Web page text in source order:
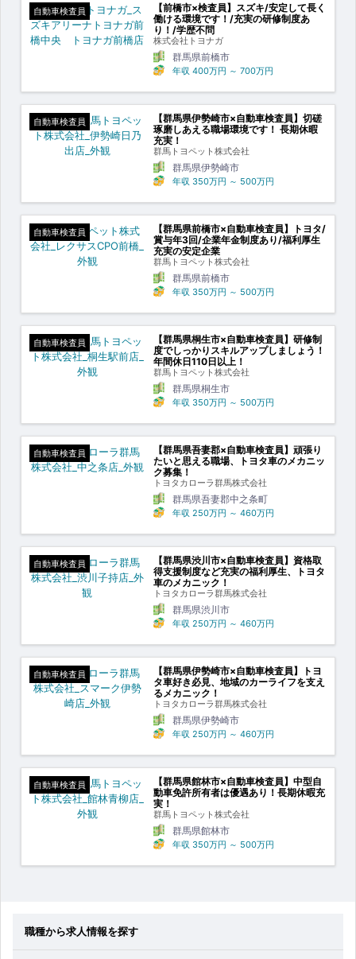
自動車検査員
【前橋市×検査員】スズキ/安定して長く
働ける環境です！/充実の研修制度あ
り！/学歴不問
株式会社トヨナガ
群馬県前橋市
年収 400万円 ～ 700万円
自動車検査員
【群馬県伊勢崎市×自動車検査員】切磋
琢磨しあえる職場環境です！ 長期休暇
充実！
群馬トヨペット株式会社
群馬県伊勢崎市
年収 350万円 ～ 500万円
自動車検査員
【群馬県前橋市×自動車検査員】トヨタ/
賞与年3回/企業年金制度あり/福利厚生
充実の安定企業
群馬トヨペット株式会社
群馬県前橋市
年収 350万円 ～ 500万円
自動車検査員
【群馬県桐生市×自動車検査員】研修制
度でしっかりスキルアップしましょう！
年間休日110日以上！
群馬トヨペット株式会社
群馬県桐生市
年収 350万円 ～ 500万円
自動車検査員
【群馬県吾妻郡×自動車検査員】頑張り
たいと思える職場、トヨタ車のメカニッ
ク募集！
トヨタカローラ群馬株式会社
群馬県吾妻郡中之条町
年収 250万円 ～ 460万円
自動車検査員
【群馬県渋川市×自動車検査員】資格取
得支援制度など充実の福利厚生、トヨタ
車のメカニック！
トヨタカローラ群馬株式会社
群馬県渋川市
年収 250万円 ～ 460万円
自動車検査員
【群馬県伊勢崎市×自動車検査員】トヨ
タ車好き必見、地域のカーライフを支え
るメカニック！
トヨタカローラ群馬株式会社
群馬県伊勢崎市
年収 250万円 ～ 460万円
自動車検査員
【群馬県館林市×自動車検査員】中型自
動車免許所有者は優遇あり！長期休暇充
実！
群馬トヨペット株式会社
群馬県館林市
年収 350万円 ～ 500万円
職種から求人情報を探す